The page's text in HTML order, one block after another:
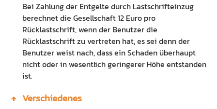
Bei Zahlung der Entgelte durch Lastschrifteinzug
berechnet die Gesellschaft 12 Euro pro
Rücklastschrift, wenn der Benutzer die
Rücklastschrift zu vertreten hat, es sei denn der
Benutzer weist nach, dass ein Schaden überhaupt
nicht oder in wesentlich geringerer Höhe entstanden
ist.
Verschiedenes